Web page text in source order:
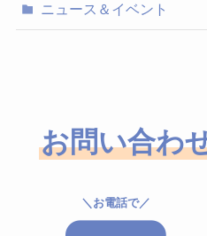
ニュース＆イベント
お問い合わ
＼お電話で／